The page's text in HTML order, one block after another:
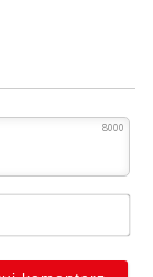
8000